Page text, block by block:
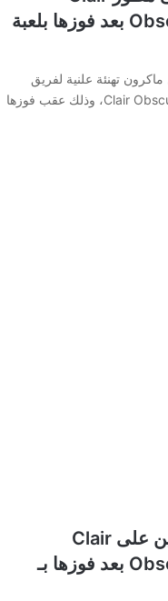
Obscur: Expedition 33 بعد فوزها بلعبة
تهنئة علنية لفريق
تطوير لعبة Clair Obscur: Expedition 33، وذلك عقب فوزها
اقبال ضخم من اللاعبين على Clair
Obscur: Expedition 33 بعد فوزها بـ